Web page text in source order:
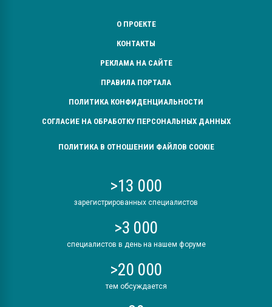
О ПРОЕКТЕ
КОНТАКТЫ
РЕКЛАМА НА САЙТЕ
ПРАВИЛА ПОРТАЛА
ПОЛИТИКА КОНФИДЕНЦИАЛЬНОСТИ
СОГЛАСИЕ НА ОБРАБОТКУ ПЕРСОНАЛЬНЫХ ДАННЫХ
ПОЛИТИКА В ОТНОШЕНИИ ФАЙЛОВ COOKIE
>13 000
зарегистрированных специалистов
>3 000
специалистов в день на нашем форуме
>20 000
тем обсуждается